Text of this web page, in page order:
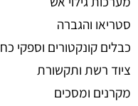
סטריאו והגברה
כבלים קונקטורים וספקי כח
ציוד רשת ותקשורת
מקרנים ומסכים